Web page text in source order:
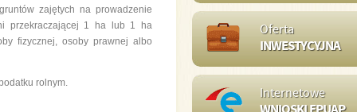
zajętych na prowadzenie
przekraczającej 1 ha lub 1 ha
fizycznej, osoby prawnej albo
rolnym.
Oferta
INWESTYCYJNA
Internetowe